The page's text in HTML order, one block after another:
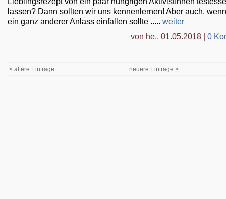
lassen? Dann sollten wir uns kennenlernen! Aber auch,
ein ganz anderer Anlass einfallen sollte ..... weiter
von he., 01.05.2018 | 0
< ältere Einträge neuere Einträge >